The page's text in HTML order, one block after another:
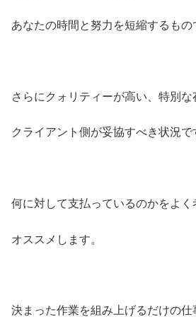
あなたの時間と努力を短縮するもの
さらにクォリティーが高い、特別な
クライアント側が妥協すべき状況で
何に対して支払っているのかをよく
オススメします。
決まった作業を組み上げるだけの仕